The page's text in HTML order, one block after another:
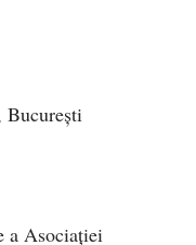
București
a Asociaţiei